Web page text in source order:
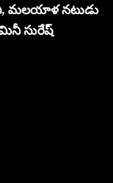
మలయాళ నటుడు
సురేష్